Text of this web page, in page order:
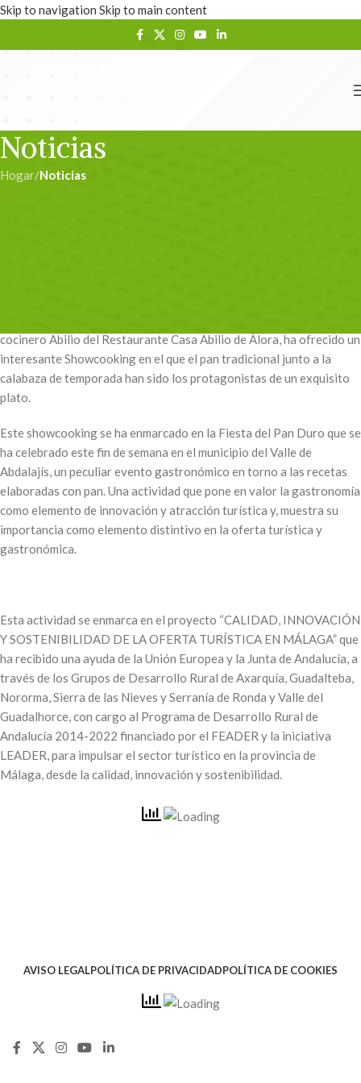
Skip to navigation Skip to main content
Noticias
Hogar/Noticias
cocinero Abilio del Restaurante Casa Abilio de Álora, ha ofrecido un
interesante Showcooking en el que el pan tradicional junto a la
calabaza de temporada han sido los protagonistas de un exquisito
plato.
Este showcooking se ha enmarcado en la Fiesta del Pan Duro que se
ha celebrado este fin de semana en el municipio del Valle de
Abdalajís, un peculiar evento gastronómico en torno a las recetas
elaboradas con pan. Una actividad que pone en valor la gastronomía
como elemento de innovación y atracción turística y, muestra su
importancia como elemento distintivo en la oferta turística y
gastronómica.
Esta actividad se enmarca en el proyecto “CALIDAD, INNOVACIÓN
Y SOSTENIBILIDAD DE LA OFERTA TURÍSTICA EN MÁLAGA” que
ha recibido una ayuda de la Unión Europea y la Junta de Andalucía, a
través de los Grupos de Desarrollo Rural de Axarquía, Guadalteba,
Nororma, Sierra de las Nieves y Serranía de Ronda y Valle del
Guadalhorce, con cargo al Programa de Desarrollo Rural de
Andalucía 2014-2022 financiado por el FEADER y la iniciativa
LEADER, para impulsar el sector turístico en la provincia de
Málaga, desde la calidad, innovación y sostenibilidad.
AVISO LEGALPOLÍTICA DE PRIVACIDADPOLÍTICA DE COOKIES